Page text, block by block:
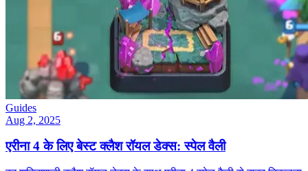
Guides
Aug 2, 2025
एरीना 4 के लिए बेस्ट क्लैश रॉयल डेक्स: स्पेल वैली